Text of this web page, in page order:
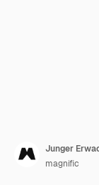
Junger
magnific